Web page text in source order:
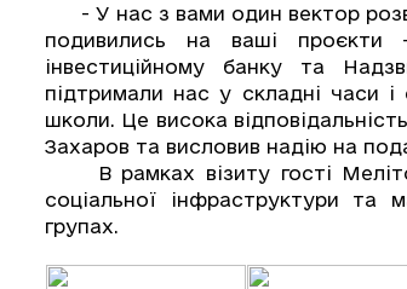
- У нас з вами один вектор
подивились на ваші проєкти
інвестиційному банку та
підтримали нас у складні часи
школи. Це висока
Захаров та висловив надію на
В рамках візиту гості
соціальної інфраструктури та
групах.